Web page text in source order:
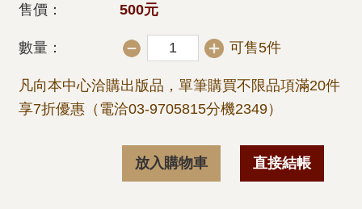
售價：
500元
數量： 可售5件
凡向本中心洽購出版品，單筆購買不限品項滿20件
享7折優惠（電洽03-9705815分機2349）
放入購物車 直接結帳